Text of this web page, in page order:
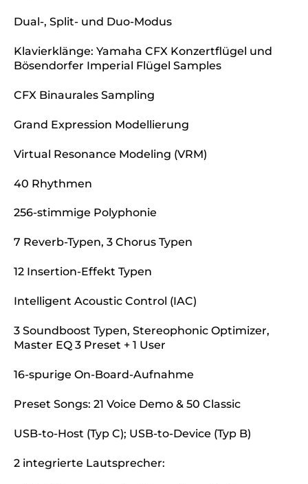
Dual-, Split- und Duo-Modus
Klavierklänge: Yamaha CFX Konzertflügel und
Bösendorfer Imperial Flügel Samples
CFX Binaurales Sampling
Grand Expression Modellierung
Virtual Resonance Modeling (VRM)
40 Rhythmen
256-stimmige Polyphonie
7 Reverb-Typen, 3 Chorus Typen
12 Insertion-Effekt Typen
Intelligent Acoustic Control (IAC)
3 Soundboost Typen, Stereophonic Optimizer,
Master EQ 3 Preset + 1 User
16-spurige On-Board-Aufnahme
Preset Songs: 21 Voice Demo & 50 Classic
USB-to-Host (Typ C); USB-to-Device (Typ B)
2 integrierte Lautsprecher: